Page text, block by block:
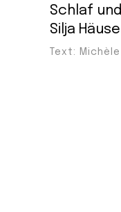
Schlaf
Silja
Text: